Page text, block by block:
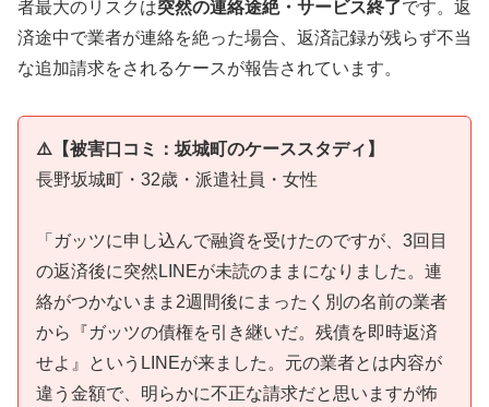
者最大のリスクは突然の連絡途絶・サービス終了です。返
済途中で業者が連絡を絶った場合、返済記録が残らず不当
な追加請求をされるケースが報告されています。
⚠️【被害口コミ：坂城町のケーススタディ】
長野坂城町・32歳・派遣社員・女性
「ガッツに申し込んで融資を受けたのですが、3回目
の返済後に突然LINEが未読のままになりました。連
絡がつかないまま2週間後にまったく別の名前の業者
から『ガッツの債権を引き継いだ。残債を即時返済
せよ』というLINEが来ました。元の業者とは内容が
違う金額で、明らかに不正な請求だと思いますが怖